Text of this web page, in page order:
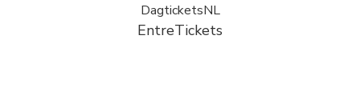
DagticketsNL
EntreTickets